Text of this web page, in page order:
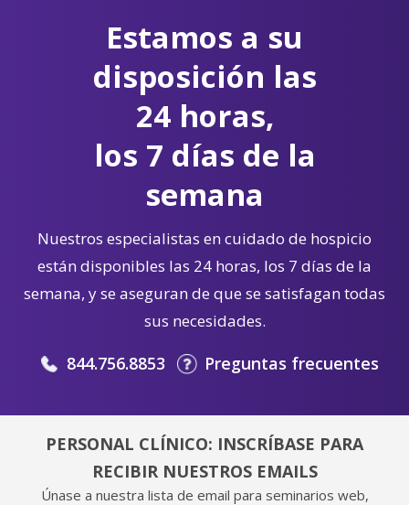
Estamos a su
disposición las
24 horas,
los 7 días de la
semana
Nuestros especialistas en cuidado de hospicio
están disponibles las 24 horas, los 7 días de la
semana, y se aseguran de que se satisfagan todas
sus necesidades.
844.756.8853 Preguntas frecuentes
PERSONAL CLÍNICO: INSCRÍBASE PARA
RECIBIR NUESTROS EMAILS
Únase a nuestra lista de email para seminarios web,